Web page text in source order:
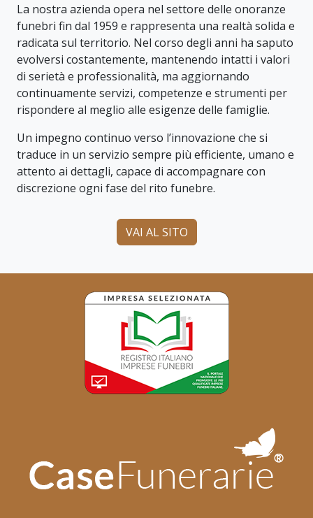
La nostra azienda opera nel settore delle onoranze
funebri fin dal 1959 e rappresenta una realtà solida e
radicata sul territorio. Nel corso degli anni ha saputo
evolversi costantemente, mantenendo intatti i valori
di serietà e professionalità, ma aggiornando
continuamente servizi, competenze e strumenti per
rispondere al meglio alle esigenze delle famiglie.
Un impegno continuo verso l’innovazione che si
traduce in un servizio sempre più efficiente, umano e
attento ai dettagli, capace di accompagnare con
discrezione ogni fase del rito funebre.
VAI AL SITO